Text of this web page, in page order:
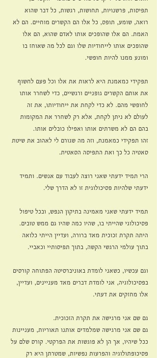
תפיסות, פרשנויות, תחושות, רגשות, כל דבר שהוא
רואה, שומע, תופס, כל אלו הם הקשרים מוחיים. הם לא
האמת. הם אלו שהופכים אותו לאדם שהוא, הם אלו
שהופכים אותו לייחודיות שלו וגם לכל מה שאוחז בו
ומונע ממנו להיות חופשי.
תפקידי כמאמנת היא לראות את אלו וכל פעם לחשוף
את אותם הקשרים גופניים ורגשיים, כדי לשחרר אותו
לחופשי מהם. לא כדי לקחת את ייחודיותו, את זה
לעולם לא ניתן לקחת, אלא רק לשחרר את המקומות
בהם הם לא משרתים אותו ואפילו כובלים אותו.
זהו תפקידי כמאמנת, וזה מה שגורם לי לאהוב את שיטת
סאטיה כל כך ואת התפיסה הסאטית.
הרי תמיד ידעתי שאני רוצה לעבוד עם אנשים. ותמיד
ידעתי שלהיות פסיכולוגית זו לא הדרך שלי.
תמיד ידעתי שאני מאמינה בתיקון הנפש, ובכל טיפול
פסיכולוגי שהייתי בו, שהיו כמה שהיו גם ממש טובים.
היתה תקרת זכוכית מאד ברורה, ועדיין הייתי כלואה
בתוך עולמי הרגשי הקשה, בתוך תפיסותיי וכאביי.
וגם עכשיו, כשאני לומדת באוניברסיטה הפתוחה קורסים
בפסיכולוגיה, אני לומדת דברים מאד מעניינים, ועדיין,
אלו מחזקים את דעתי.
גם שם אני מרגישה את תקרת הזכוכית.
גם שם אני מרגישה שמלמדים אותנו תאוריות, מעניינות
ככל שיהיו, אך הן לא פוגשות את הפרקטי. קורס שלם על
פסיכופתולוגיה והפרעות נפשיות, שמטרתן היא רק